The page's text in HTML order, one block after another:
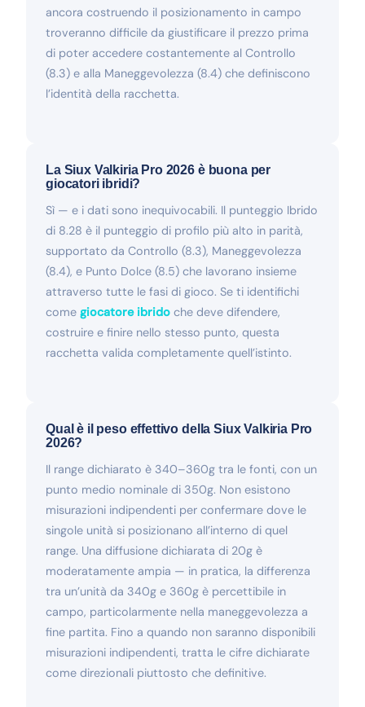
ancora costruendo il posizionamento in campo
troveranno difficile da giustificare il prezzo prima
di poter accedere costantemente al Controllo
(8.3) e alla Maneggevolezza (8.4) che definiscono
l’identità della racchetta.
La Siux Valkiria Pro 2026 è buona per
giocatori ibridi?
Sì — e i dati sono inequivocabili. Il punteggio Ibrido
di 8.28 è il punteggio di profilo più alto in parità,
supportato da Controllo (8.3), Maneggevolezza
(8.4), e Punto Dolce (8.5) che lavorano insieme
attraverso tutte le fasi di gioco. Se ti identifichi
come giocatore ibrido che deve difendere,
costruire e finire nello stesso punto, questa
racchetta valida completamente quell’istinto.
Qual è il peso effettivo della Siux Valkiria Pro
2026?
Il range dichiarato è 340–360g tra le fonti, con un
punto medio nominale di 350g. Non esistono
misurazioni indipendenti per confermare dove le
singole unità si posizionano all’interno di quel
range. Una diffusione dichiarata di 20g è
moderatamente ampia — in pratica, la differenza
tra un’unità da 340g e 360g è percettibile in
campo, particolarmente nella maneggevolezza a
fine partita. Fino a quando non saranno disponibili
misurazioni indipendenti, tratta le cifre dichiarate
come direzionali piuttosto che definitive.